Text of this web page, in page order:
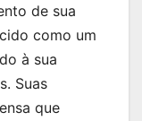
de sua
como um
à sua
Suas
que